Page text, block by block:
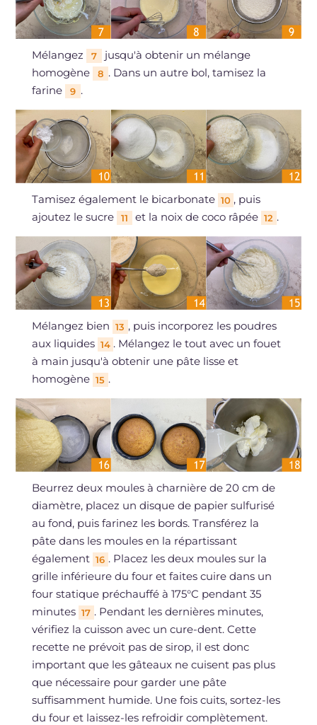
Mélangez 7
jusqu'à obtenir un mélange
homogène
8 . Dans un autre bol, tamisez la
farine
9 .
Tamisez également le bicarbonate 10 , puis
ajoutez le sucre
11 et la noix de coco râpée 12 .
Mélangez bien 13 , puis incorporez les poudres
aux liquides 14 . Mélangez le tout avec un fouet
à main jusqu'à obtenir une pâte lisse et
homogène 15 .
Beurrez deux moules à charnière de 20 cm de
diamètre, placez un disque de papier sulfurisé
au fond, puis farinez les bords. Transférez la
pâte dans les moules en la répartissant
également 16 . Placez les deux moules sur la
grille inférieure du four et faites cuire dans un
four statique préchauffé à 175°C pendant 35
minutes 17 . Pendant les dernières minutes,
vérifiez la cuisson avec un cure-dent. Cette
recette ne prévoit pas de sirop, il est donc
important que les gâteaux ne cuisent pas plus
que nécessaire pour garder une pâte
suffisamment humide. Une fois cuits, sortez-les
du four et laissez-les refroidir complètement.